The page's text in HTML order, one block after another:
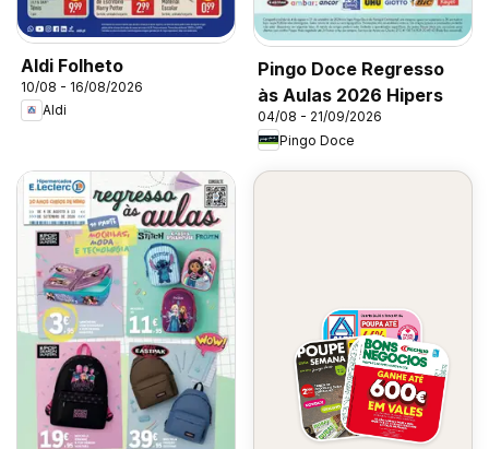
Aldi Folheto
10/08 - 16/08/2026
Aldi
Pingo Doce Regresso
às Aulas 2026 Hipers
04/08 - 21/09/2026
Pingo Doce